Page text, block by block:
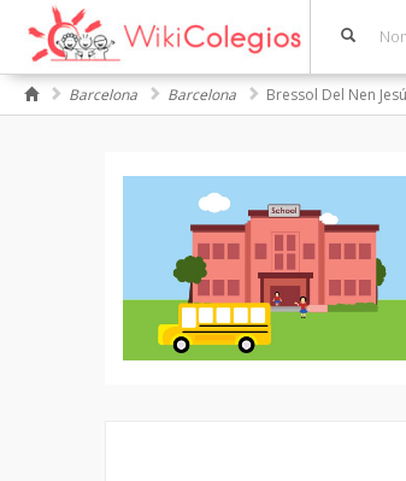
Barcelona Barcelona Bressol Del Nen